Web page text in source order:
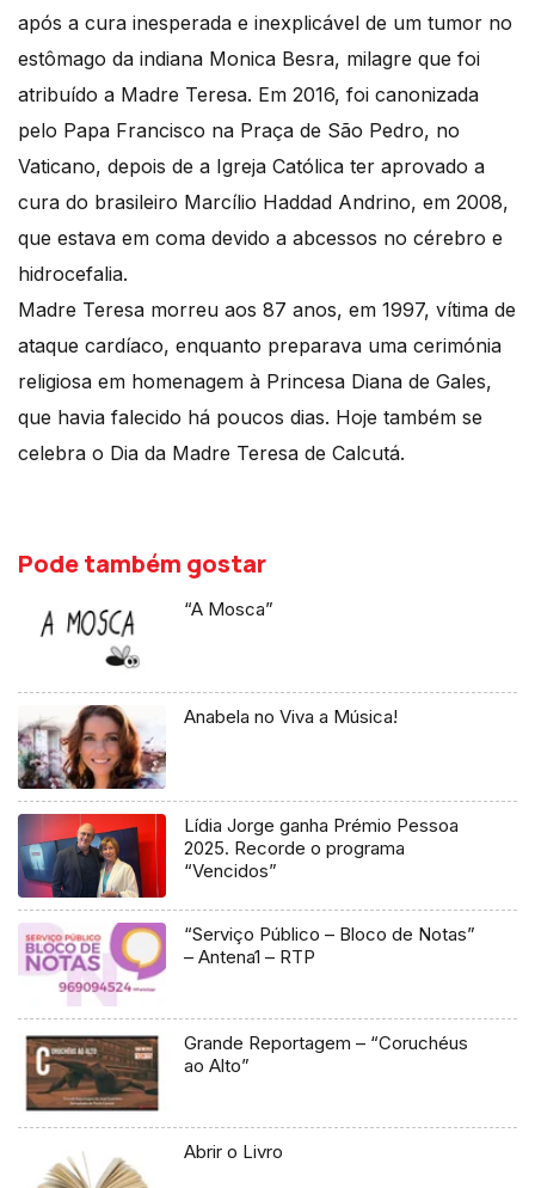
após a cura inesperada e inexplicável de um tumor no
estômago da indiana Monica Besra, milagre que foi
atribuído a Madre Teresa. Em 2016, foi canonizada
pelo Papa Francisco na Praça de São Pedro, no
Vaticano, depois de a Igreja Católica ter aprovado a
cura do brasileiro Marcílio Haddad Andrino, em 2008,
que estava em coma devido a abcessos no cérebro e
hidrocefalia.
Madre Teresa morreu aos 87 anos, em 1997, vítima de
ataque cardíaco, enquanto preparava uma cerimónia
religiosa em homenagem à Princesa Diana de Gales,
que havia falecido há poucos dias. Hoje também se
celebra o Dia da Madre Teresa de Calcutá.
Pode também gostar
“A Mosca”
Anabela no Viva a Música!
Lídia Jorge ganha Prémio Pessoa
2025. Recorde o programa
“Vencidos”
“Serviço Público – Bloco de Notas”
– Antena1 – RTP
Grande Reportagem – “Coruchéus
ao Alto”
Abrir o Livro